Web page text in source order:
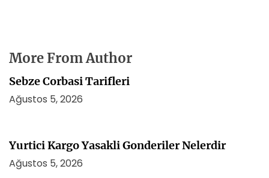
More From Author
Sebze Corbasi Tarifleri
Ağustos 5, 2026
Yurtici Kargo Yasakli Gonderiler Nelerdir
Ağustos 5, 2026